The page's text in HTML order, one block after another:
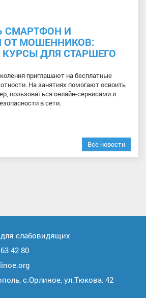
СМАРТФОН И
ОТ МОШЕННИКОВ:
ДЛЯ СТАРШЕГО
приглашают на бесплатные
На занятиях помогают освоить
пользоваться онлайн-сервисами и
в сети.
Все новости
слабовидящих
42 80
с.Орлиное, ул.Тюкова, 42